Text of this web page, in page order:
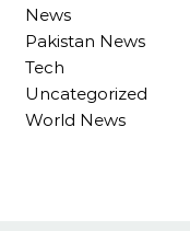
News
Pakistan News
Tech
Uncategorized
World News